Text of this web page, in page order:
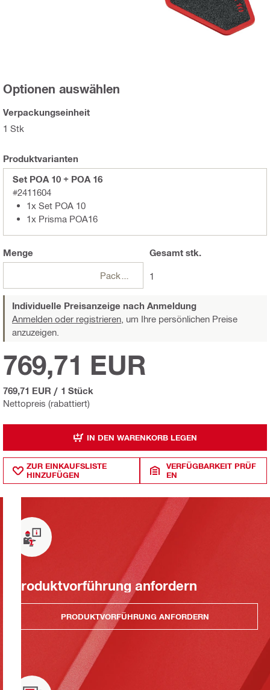
Optionen auswählen
Verpackungseinheit
1 Stk
Produktvarianten
Set POA 10 + POA 16
#2411604
1x Set POA 10
1x Prisma POA16
Menge
Packungen
Gesamtstk.
1
Individuelle Preisanzeige nach Anmeldung
Anmelden oder registrieren, um Ihre persönlichen Preise
anzuzeigen.
Nettopreis (rabattiert)
769,71 EUR
769,71 EUR / 1 Stück
IN DEN WARENKORB LEGEN
ZUR EINKAUFSLISTE
HINZUFÜGEN
VERFÜGBARKEIT PRÜF
EN
Produktvorführung anfordern
PRODUKTVORFÜHRUNG ANFORDERN